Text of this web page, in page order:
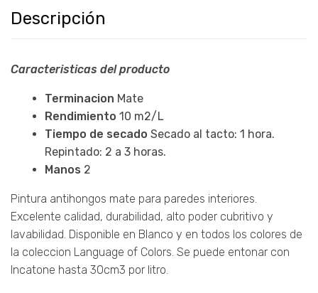
Descripción
Caracteristicas del producto
Terminacion Mate
Rendimiento 10 m2/L
Tiempo de secado Secado al tacto: 1 hora.
Repintado: 2 a 3 horas.
Manos 2
Pintura antihongos mate para paredes interiores.
Excelente calidad, durabilidad, alto poder cubritivo y
lavabilidad. Disponible en Blanco y en todos los colores de
la coleccion Language of Colors. Se puede entonar con
Incatone hasta 30cm3 por litro.